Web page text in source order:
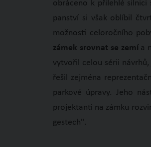
obráceno k přilehlé silnici
panství si však oblíbil
možnosti celoročního
zámek srovnat se zemí a
vytvořil celou sérii
řešil zejména
parkové úpravy. Jeho
projektanti na zámku
gestech".